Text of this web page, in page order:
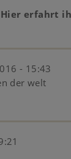
Hier erfahrt
- 15:43
der welt